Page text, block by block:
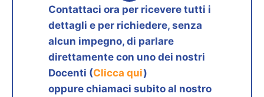
Contattaci ora per ricevere tutti i
dettagli e per richiedere, senza
alcun impegno, di parlare
direttamente con uno dei nostri
Docenti (Clicca qui)
oppure chiamaci subito al nostro